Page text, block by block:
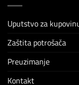
Uputstvo za
Zaštita potrošača
Preuzimanje
Kontakt